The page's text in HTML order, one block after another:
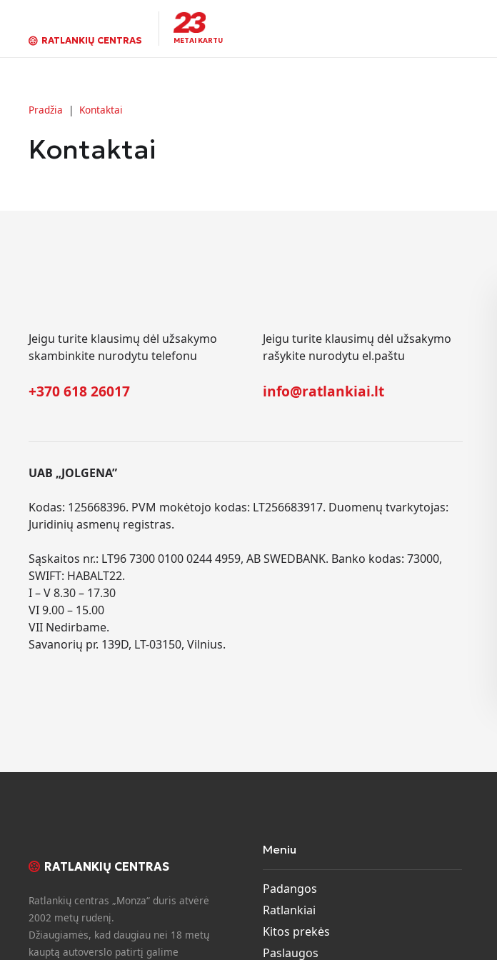
RATLANKIŲ CENTRAS METAI KARTU
Pradžia | Kontaktai
Kontaktai
Jeigu turite klausimų dėl užsakymo
skambinkite nurodytu telefonu
+370 618 26017
Jeigu turite klausimų dėl užsakymo
rašykite nurodytu el.paštu
info@ratlankiai.lt
UAB „JOLGENA”
Kodas: 125668396. PVM mokėtojo kodas: LT256683917. Duomenų tvarkytojas:
Juridinių asmenų registras.
Sąskaitos nr.: LT96 7300 0100 0244 4959, AB SWEDBANK. Banko kodas: 73000,
SWIFT: HABALT22.
I – V 8.30 – 17.30
VI 9.00 – 15.00
VII Nedirbame.
Savanorių pr. 139D, LT-03150, Vilnius.
RATLANKIŲ CENTRAS
Ratlankių centras „Monza“ duris atvėrė
2002 metų rudenį.
Džiaugiamės, kad daugiau nei 18 metų
kauptą autoverslo patirtį galime
Meniu
Padangos
Ratlankiai
Kitos prekės
Paslaugos